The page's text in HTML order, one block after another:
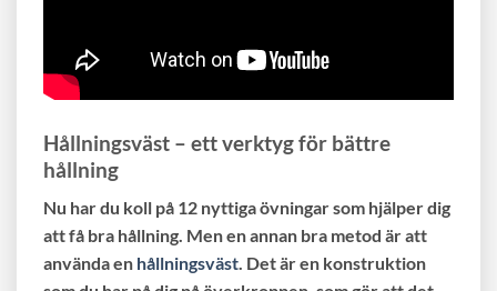
Hållningsväst – ett verktyg för bättre
hållning
Nu har du koll på 12 nyttiga övningar som hjälper dig
att få bra hållning. Men en annan bra metod är att
använda en hållningsväst. Det är en konstruktion